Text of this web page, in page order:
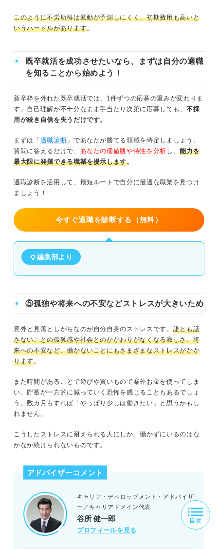
このように不労所得は変動が予測しにくく、初期費用も高いと
いうハードルがあります。
既卒就活を成功させたいなら、まずは自分の適職
を知ることから始めよう！
新卒枠を外れた既卒就活では、1件ずつの応募の重みが変わりま
す。自己理解が不十分なまま手当たり次第に応募しても、 不採
用が続き自信を失うだけです。
まずは「 適職診断 」であなたが勝てる領域を特定しましょう。
質問に答えるだけで、 あなたの価値観や特性を分析 し、能力を
最大限に発揮できる職業を提示します。
適職診断を活用して、最短ルートで自分に最適な職業を見つけ
ましょう！
今すぐ適職を診断する（無料）
編集部より
⑤孤独や将来への不安などストレスが大きいため
意外と見落としがちなのが自分自身のストレスです。 誰とも話
さないことの孤独感や社会とのかかわりがなくなる寂しさ、将
来への不安など、働かないことにもさまざまなストレスがかか
ります。
また時間があることで遊びや買いもので案外お金を使ってしま
い、貯蓄が一方的に減っていく恐怖を感じることもあるでしょ
う。数カ月もすれば「やっぱり少しは働きたい」と思うかもし
れません。
こうしたストレスに耐えられる人にしか、働かずにいるのはな
かなか続けられないものです。
アドバイザーコメント
キャリア・デベロップメント・アドバイザ
ー／キャリアドメイン代表
谷所 健一郎
プロフィールを見る